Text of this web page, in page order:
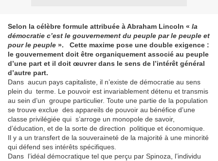
Selon la célèbre formule attribuée à Abraham Lincoln « la
démocratie c’est le gouvernement du peuple par le peuple et
pour le peuple ». Cette maxime pose une double exigence :
le gouvernement doit être organiquement associé au peuple
d’une part et il doit œuvrer dans le sens de l’intérêt général
d’autre part.
Dans aucun pays capitaliste, il n’existe de démocratie au sens
plein du terme. Le pouvoir est invariablement détenu et transmis
au sein d’un groupe particulier. Toute une partie de la population
se trouve exclue des appareils de pouvoir au bénéfice d’une
classe privilégiée qui s’arroge un monopole de savoir,
d’éducation, et de la sorte de direction politique et économique.
Il y a un transfert de la souveraineté de la majorité à une minorité
qui défend ses intérêts spécifiques.
Dans l’idéal démocratique tel que perçu par Spinoza, l’individu